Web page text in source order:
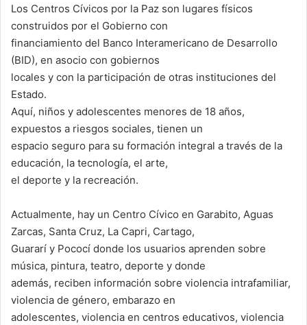
Los Centros Cívicos por la Paz son lugares físicos
construidos por el Gobierno con
financiamiento del Banco Interamericano de Desarrollo
(BID), en asocio con gobiernos
locales y con la participación de otras instituciones del
Estado.
Aquí, niños y adolescentes menores de 18 años,
expuestos a riesgos sociales, tienen un
espacio seguro para su formación integral a través de la
educación, la tecnología, el arte,
el deporte y la recreación.
Actualmente, hay un Centro Cívico en Garabito, Aguas
Zarcas, Santa Cruz, La Capri, Cartago,
Guararí y Pococí donde los usuarios aprenden sobre
música, pintura, teatro, deporte y donde
además, reciben información sobre violencia intrafamiliar,
violencia de género, embarazo en
adolescentes, violencia en centros educativos, violencia